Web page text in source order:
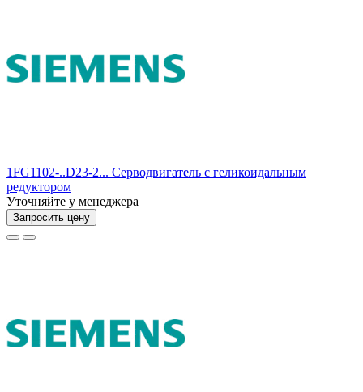
1FG1102-..D23-2... Серводвигатель с геликоидальным
редуктором
Уточняйте у менеджера
Запросить цену